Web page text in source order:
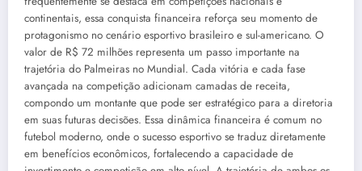
continentais, essa conquista financeira reforça seu momento de
protagonismo no cenário esportivo brasileiro e sul-americano. O
valor de R$ 72 milhões representa um passo importante na
trajetória do Palmeiras no Mundial. Cada vitória e cada fase
avançada na competição adicionam camadas de receita,
compondo um montante que pode ser estratégico para a diretoria
em suas futuras decisões. Essa dinâmica financeira é comum no
futebol moderno, onde o sucesso esportivo se traduz diretamente
em benefícios econômicos, fortalecendo a capacidade de